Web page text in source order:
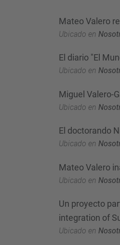
Mateo Valero
Ubicado en
El diario "El
Ubicado en
Miguel Valero-
Ubicado en
El doctorando
Ubicado en
Mateo Valero
Ubicado en
Un proyecto
integration of
Ubicado en